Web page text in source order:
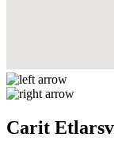
Carit